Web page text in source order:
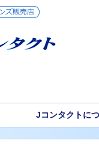
Jコンタクトに